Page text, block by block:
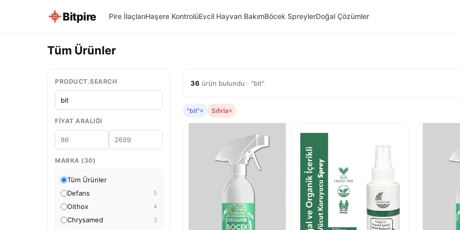
Bitpire Pire İlaçlarıHaşere KontrolüEvcil Hayvan BakımBöcek SpreylerDoğal Çözümler
Tüm Ürünler
PRODUCT.SEARCH
FIYAT ARALIĞI
MARKA (30)
Tüm Ürünler
Defans
5
Oithox 4
Chrysamed 3
36 ürün bulundu · "bit"
"bit"× Sıfırla×